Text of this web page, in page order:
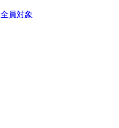
全員対象